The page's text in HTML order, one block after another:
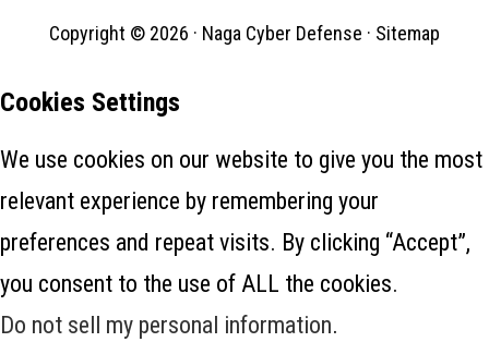
Copyright © 2026 · Naga Cyber Defense · Sitemap
Cookies Settings
We use cookies on our website to give you the most
relevant experience by remembering your
preferences and repeat visits. By clicking “Accept”,
you consent to the use of ALL the cookies.
Do not sell my personal information.